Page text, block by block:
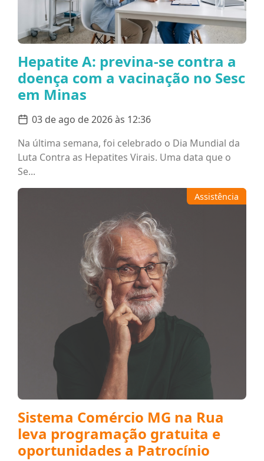
Hepatite A: previna-se contra a
doença com a vacinação no Sesc
em Minas
03 de ago de 2026 às 12:36
Na última semana, foi celebrado o Dia Mundial da
Luta Contra as Hepatites Virais. Uma data que o
Se...
Assistência
Sistema Comércio MG na Rua
leva programação gratuita e
oportunidades a Patrocínio